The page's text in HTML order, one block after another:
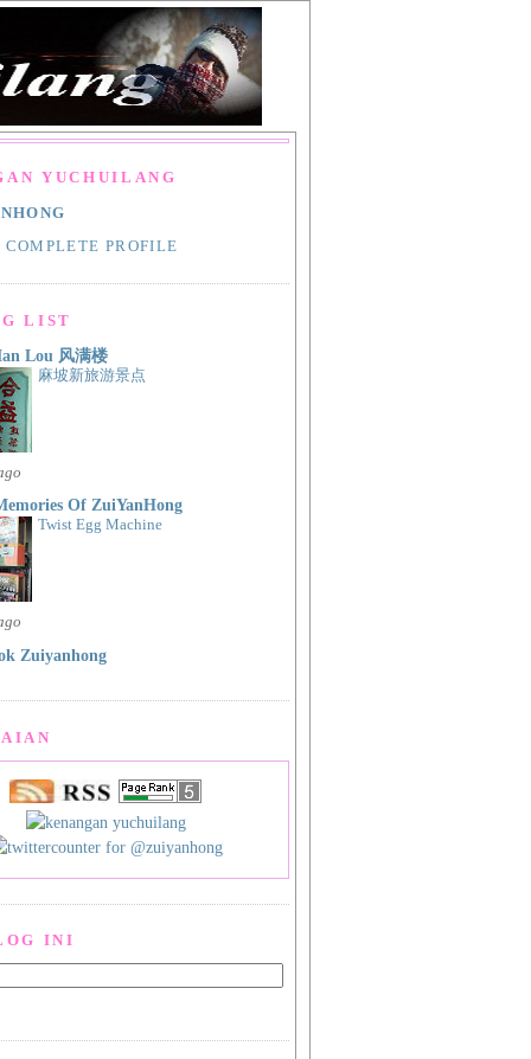
YUCHUILANG
PROFILE
LIST
Lou 风满楼
麻坡新旅游景点
Of ZuiYanHong
Twist Egg Machine
Zuiyanhong
INI